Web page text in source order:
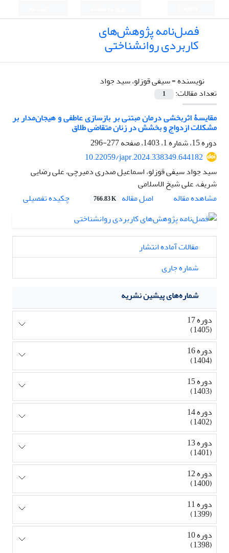
فصل‌نامه پژوهش‌های
کاربردی روانشناختی
نویسنده =سیفی قوزلو، سید جواد
تعداد مقالات:
1
مقایسۀ اثربخشی درمان مبتنی بر بازسازی عاطفی و هیجان‌مدار بر
مشکلات ازدواج و بخشش در زنان متقاضی طلاق
دوره 15، شماره 1، 1403، صفحه
277-296
10.22059/japr.2024.338349.644182
سید جواد سیفی قوزلو، اسماعیل صدری دمیرچی، علی رضایی
شریف، علی شیخ الاسلامی
مشاهده مقاله
اصل مقاله 766.83 K چکیده تفصیلی
مقالات آماده انتشار
شماره جاری
شماره‌های پیشین نشریه
دوره 17
(1405)
دوره 16
(1404)
دوره 15
(1403)
دوره 14
(1402)
دوره 13
(1401)
دوره 12
(1400)
دوره 11
(1399)
دوره 10
(1398)